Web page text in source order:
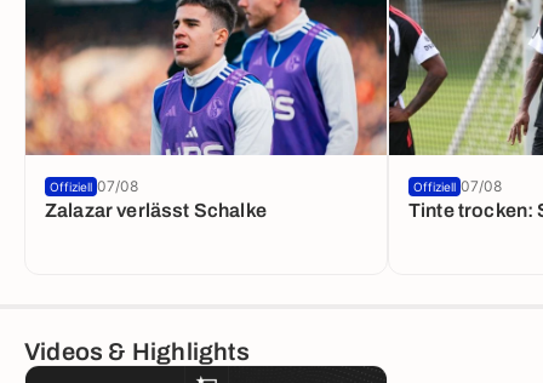
Zalazar verlässt Schalke
Offiziell 07/08
Tinte trocken:
Offiziell 07/08
Videos & Highlights